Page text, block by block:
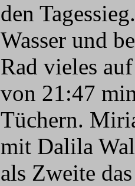
den
Wasser und
Rad vieles
von 21:47
Tüchern.
mit Dalila
als Zweite